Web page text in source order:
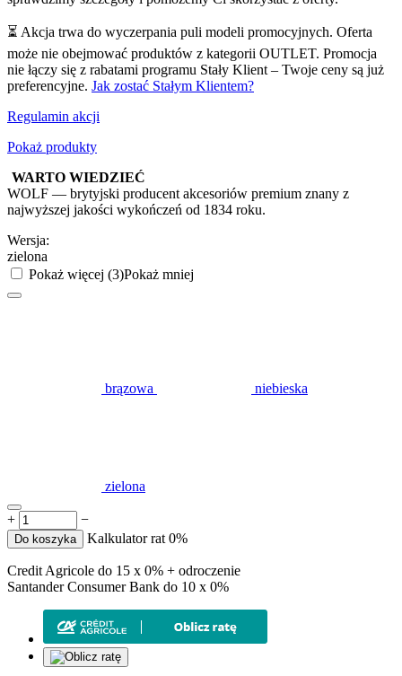
⏳ Akcja trwa do wyczerpania puli modeli promocyjnych. Oferta
może nie obejmować produktów z kategorii OUTLET. Promocja
nie łączy się z rabatami programu Stały Klient – Twoje ceny są już
preferencyjne. Jak zostać Stałym Klientem?
Regulamin akcji
Pokaż produkty
WARTO WIEDZIEĆ
WOLF — brytyjski producent akcesoriów premium znany z
najwyższej jakości wykończeń od 1834 roku.
Wersja:
zielona
Pokaż więcej (3)Pokaż mniej
brązowa niebieska
zielona
+ −
Do koszyka Kalkulator rat 0%
Credit Agricole do 15 x 0% + odroczenie
Santander Consumer Bank do 10 x 0%